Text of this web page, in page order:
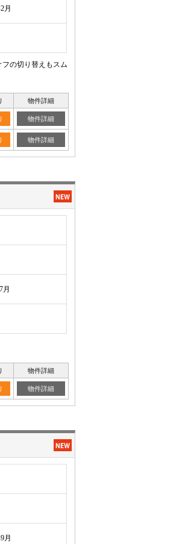
月
の切り替えもスム
物件詳細
物件詳細
物件詳細
月
物件詳細
物件詳細
月